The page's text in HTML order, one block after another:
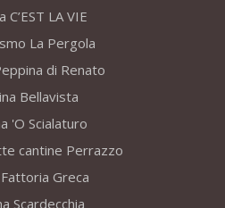
C’EST LA VIE
La Pergola
di Renato
Bellavista
'O Scialaturo
cantine Perrazzo
Greca
Scardecchia